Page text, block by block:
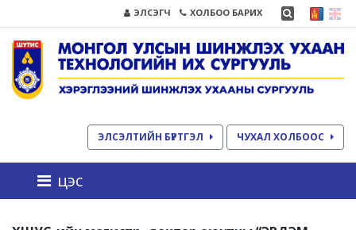
ЭЛСЭГЧ ХОЛБОО БАРИХ
ЭЛСЭЛТИЙН БҮРТГЭЛ ЧУХАЛ ХОЛБООС
цэс